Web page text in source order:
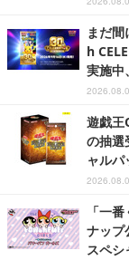
まだ
h
実施中
遊戯王
の抽選
ャルパ
「一
ナップ
スペシ